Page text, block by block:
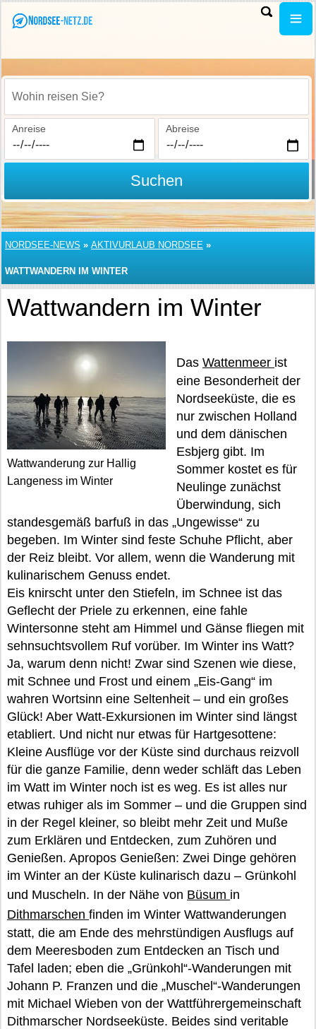
Wohin reisen Sie?
Anreise Abreise
Suchen
NORDSEE-NEWS » AKTIVURLAUB NORDSEE »
WATTWANDERN IM WINTER
Wattwandern im Winter
Wattwanderung zur Hallig
Langeness im Winter
Das Wattenmeer ist
eine Besonderheit der
Nordseeküste, die es
nur zwischen Holland
und dem dänischen
Esbjerg gibt. Im
Sommer kostet es für
Neulinge zunächst
Überwindung, sich
standesgemäß barfuß in das „Ungewisse“ zu
begeben. Im Winter sind feste Schuhe Pflicht, aber
der Reiz bleibt. Vor allem, wenn die Wanderung mit
kulinarischem Genuss endet.
Eis knirscht unter den Stiefeln, im Schnee ist das
Geflecht der Priele zu erkennen, eine fahle
Wintersonne steht am Himmel und Gänse fliegen mit
sehnsuchtsvollem Ruf vorüber. Im Winter ins Watt?
Ja, warum denn nicht! Zwar sind Szenen wie diese,
mit Schnee und Frost und einem „Eis-Gang“ im
wahren Wortsinn eine Seltenheit – und ein großes
Glück! Aber Watt-Exkursionen im Winter sind längst
etabliert. Und nicht nur etwas für Hartgesottene:
Kleine Ausflüge vor der Küste sind durchaus reizvoll
für die ganze Familie, denn weder schläft das Leben
im Watt im Winter noch ist es weg. Es ist alles nur
etwas ruhiger als im Sommer – und die Gruppen sind
in der Regel kleiner, so bleibt mehr Zeit und Muße
zum Erklären und Entdecken, zum Zuhören und
Genießen. Apropos Genießen: Zwei Dinge gehören
im Winter an der Küste kulinarisch dazu – Grünkohl
und Muscheln. In der Nähe von Büsum in
Dithmarschen finden im Winter Wattwanderungen
statt, die am Ende des mehrstündigen Ausflugs auf
dem Meeresboden zum Entdecken an Tisch und
Tafel laden; eben die „Grünkohl“-Wanderungen mit
Johann P. Franzen und die „Muschel“-Wanderungen
mit Michael Wieben von der Wattführergemeinschaft
Dithmarscher Nordseeküste. Beides sind veritable